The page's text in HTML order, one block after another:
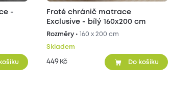
Froté chránič matrace
Exclusive - bílý 160x200 cm
Rozměry • 160 x 200 cm
Skladem
449 Kč Do košíku